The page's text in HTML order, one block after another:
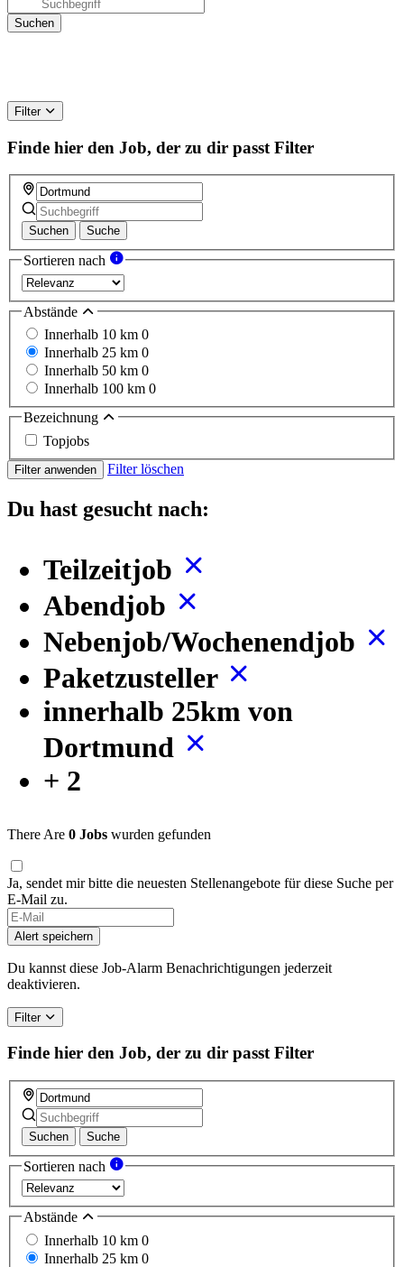
Filter
Finde hier den Job, der zu dir passt Filter
Suchen Suche
Sortieren nach
Abstände
Innerhalb 10 km 0
Innerhalb 25 km 0
Innerhalb 50 km 0
Innerhalb 100 km 0
Bezeichnung
Topjobs
Filter anwenden Filter löschen
Du hast gesucht nach:
Teilzeitjob
Abendjob
Nebenjob/Wochenendjob
Paketzusteller
innerhalb 25km von
Dortmund
+ 2
There Are 0 Jobs wurden gefunden
Ja, sendet mir bitte die neuesten Stellenangebote für diese Suche per
E-Mail zu.
Alert speichern
Du kannst diese Job-Alarm Benachrichtigungen jederzeit
deaktivieren.
Filter
Finde hier den Job, der zu dir passt Filter
Suchen Suche
Sortieren nach
Abstände
Innerhalb 10 km 0
Innerhalb 25 km 0